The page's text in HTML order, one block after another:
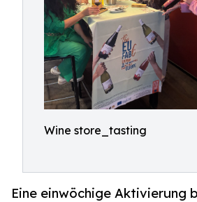
Wine store_tasting
Eine einwöchige Aktivierung